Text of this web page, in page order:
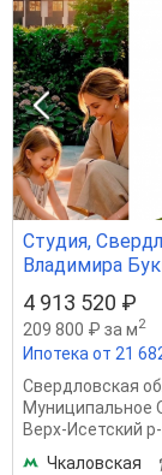
Студия,
Владимира
4 913 520 ₽
209 800 ₽ за м2
Ипотека от 21
Свердловская
Муниципальное
Верх-Исетский
Чкаловская